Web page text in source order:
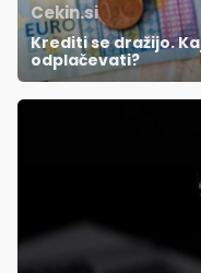
Cekin.si
Krediti se dražijo.
odplačevati?